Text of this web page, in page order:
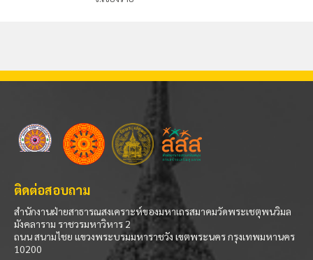
ติดต่อสอบถาม
สำนักงานฝ่ายสาธารณสงเคราะห์ของมหาเถรสมาคมวัดพระเชตุพนวิมล
มังคลาราม ราชวรมหาวิหาร 2
ถนน สนามไชย แขวงพระบรมมหาราชวัง เขตพระนคร กรุงเทพมหานคร
10200